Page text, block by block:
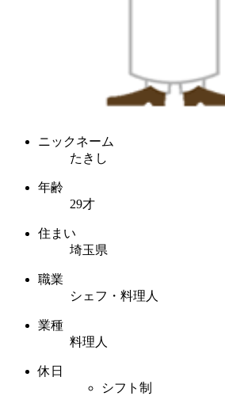
ニックネーム
たきし
年齢
29才
住まい
埼玉県
職業
シェフ・料理人
業種
料理人
休日
シフト制